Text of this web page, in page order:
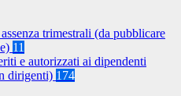
trimestrali (da pubblicare
11
e autorizzati ai dipendenti
dirigenti) 174